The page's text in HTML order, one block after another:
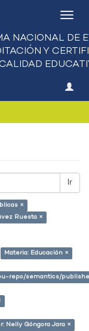
Ir
×
Ruesta ×
Materia: Educación ×
repo/semantics/
Nelly Góngora Jara ×